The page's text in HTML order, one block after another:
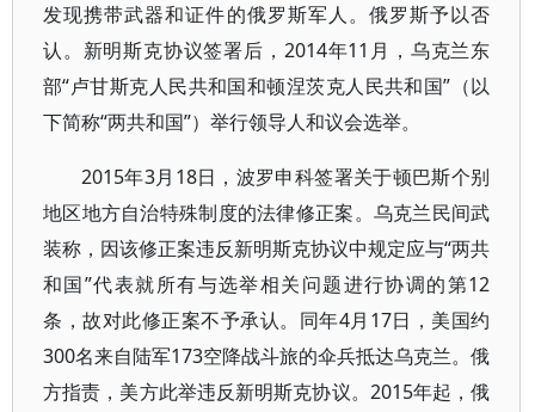
发现携带武器和证件的俄罗斯军人。俄罗斯予以否
认。新明斯克协议签署后，2014年11月，乌克兰东
部“卢甘斯克人民共和国和顿涅茨克人民共和国”（以
下简称“两共和国”）举行领导人和议会选举。
2015年3月18日，波罗申科签署关于顿巴斯个别
地区地方自治特殊制度的法律修正案。乌克兰民间武
装称，因该修正案违反新明斯克协议中规定应与“两共
和国”代表就所有与选举相关问题进行协调的第12
条，故对此修正案不予承认。同年4月17日，美国约
300名来自陆军173空降战斗旅的伞兵抵达乌克兰。俄
方指责，美方此举违反新明斯克协议。2015年起，俄